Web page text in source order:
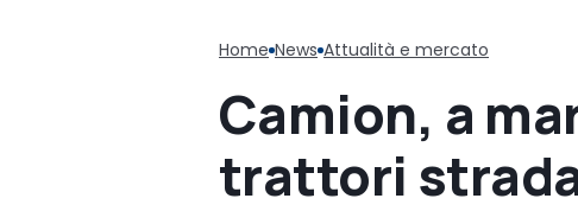
Home News Attualità e mercato
Camion, a
trattori